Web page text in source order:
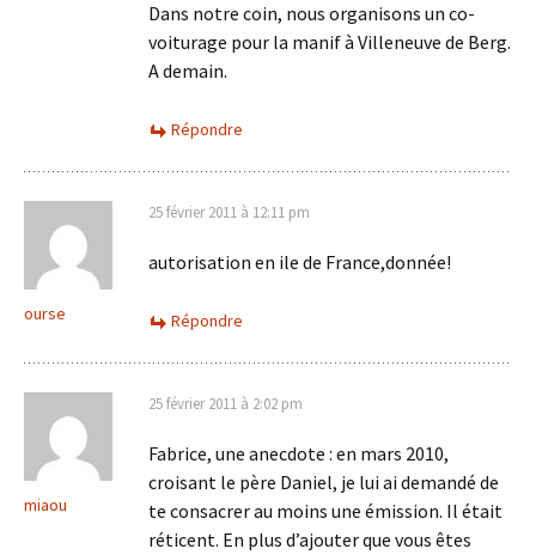
Dans notre coin, nous organisons un co-
voiturage pour la manif à Villeneuve de Berg.
A demain.
Répondre
ourse
25 février 2011 à 12:11 pm
autorisation en ile de France,donnée!
Répondre
miaou
25 février 2011 à 2:02 pm
Fabrice, une anecdote : en mars 2010,
croisant le père Daniel, je lui ai demandé de
te consacrer au moins une émission. Il était
réticent. En plus d’ajouter que vous êtes